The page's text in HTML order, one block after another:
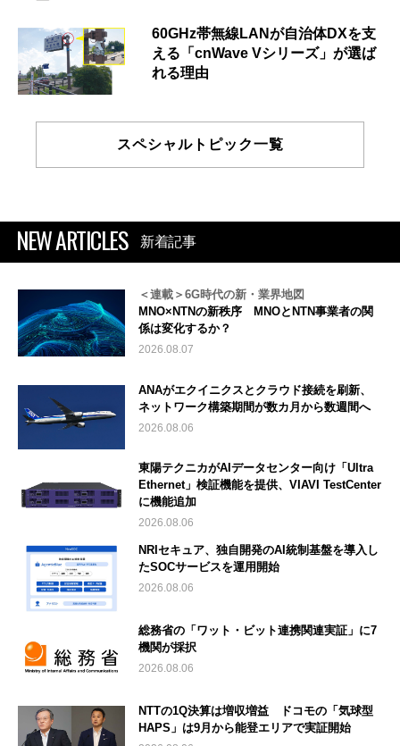
60GHz帯無線LANが自治体DXを支
える「cnWave Vシリーズ」が選ば
れる理由
スペシャルトピック一覧
NEW ARTICLES 新着記事
＜連載＞6G時代の新・業界地図
MNO×NTNの新秩序 MNOとNTN事業者の関
係は変化するか？
2026.08.07
ANAがエクイニクスとクラウド接続を刷新、
ネットワーク構築期間が数カ月から数週間へ
2026.08.06
東陽テクニカがAIデータセンター向け「Ultra
Ethernet」検証機能を提供、VIAVI TestCenter
に機能追加
2026.08.06
NRIセキュア、独自開発のAI統制基盤を導入し
たSOCサービスを運用開始
2026.08.06
総務省の「ワット・ビット連携関連実証」に7
機関が採択
2026.08.06
NTTの1Q決算は増収増益 ドコモの「気球型
HAPS」は9月から能登エリアで実証開始